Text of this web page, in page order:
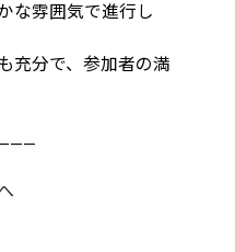
な雰囲気で進行し
充分で、参加者の満